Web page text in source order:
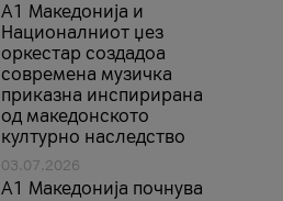
А1 Македонија и
Националниот џез
оркестар создадоа
современа музичка
приказна инспирирана
од македонското
културно наследство
03.07.2026
A1 Македонија почнува